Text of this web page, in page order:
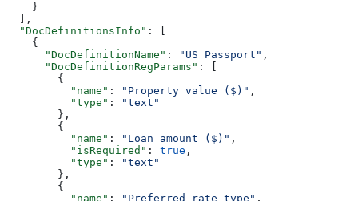
    }
  ],
  "DocDefinitionsInfo"
: [
    {
      "DocDefinitionName"
: "US Passport" ,
      "DocDefinitionRegParams"
: [
        {
          "name"
: "Property value ($)" ,
          "type"
:
"text"
        },
        {
          "name"
: "Loan amount ($)" ,
          "isRequired"
: true ,
          "type"
:
"text"
        },
        {
          "name"
: "Preferred rate type" ,